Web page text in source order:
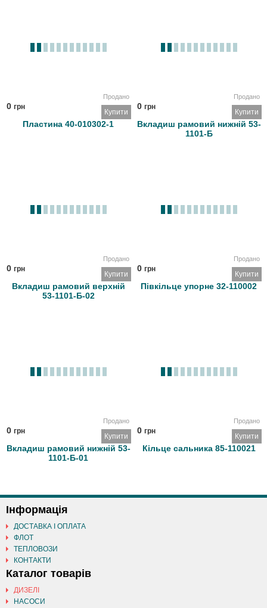
Продано
0 грн
Купити
Пластина 40-010302-1
Продано
0 грн
Купити
Вкладиш рамовий нижній 53-
1101-Б
Продано
0 грн
Купити
Вкладиш рамовий верхній
53-1101-Б-02
Продано
0 грн
Купити
Півкільце упорне 32-110002
Продано
0 грн
Купити
Вкладиш рамовий нижній 53-
1101-Б-01
Продано
0 грн
Купити
Кільце сальника 85-110021
Інформація
ДОСТАВКА І ОПЛАТА
ФЛОТ
ТЕПЛОВОЗИ
КОНТАКТИ
Каталог товарів
ДИЗЕЛІ
НАСОСИ